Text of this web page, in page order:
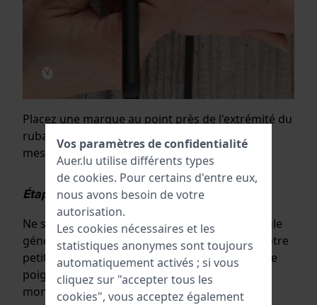
Placez une marque au point près de l'extrémité du
ruban ou de la corde. Mesurer, c'est savoir ;
mesurez toujours deux fois pour être sûr !
Étape 3 : Comment mesurer ma taille ?
Ne serrez pas trop la bande de mesure ! La règle
générale est que vous devez pouvoir glisser votre
petit doigt sous le bracelet à l'intérieur de votre
poignet lorsque la montre est fermée. Ainsi, la
montre ne doit pas être trop serrée.
Vos paramètres de confidentialité
Auer.lu utilise différents types
de cookies. Pour certains d'entre eux,
nous avons besoin de votre
autorisation.
Les cookies nécessaires et les
statistiques anonymes sont toujours
automatiquement activés ; si vous
cliquez sur "accepter tous les
cookies", vous acceptez également